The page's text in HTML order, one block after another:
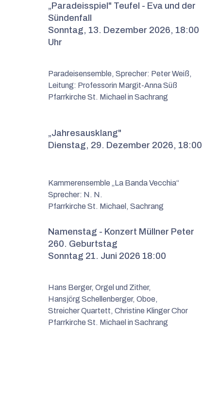
„ Paradeisspiel" Teufel - Eva und der
Sündenfall
Sonntag, 13. Dezember 2026, 18:00
Uhr
Paradeisensemble, Sprecher: Peter Weiß,
Leitung: Professorin Margit-Anna Süß
Pfarrkirche St. Michael in Sachrang
„Jahresausklang"
Dienstag, 29. Dezember 2026, 18:00
Kammerensemble „La Banda Vecchia“
Sprecher: N. N.
Pfarrkirche St. Michael, Sachrang
Namenstag - Konzert Müllner Peter
260. Geburtstag
Sonntag 21. Juni 2026 18:00
Hans Berger, Orgel und Zither,
Hansjörg Schellenberger, Oboe,
Streicher Quartett, Christine Klinger Chor
Pfarrkirche St. Michael in Sachrang